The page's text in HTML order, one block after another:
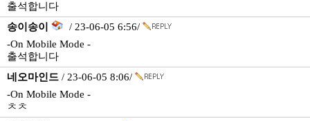
출석합니다
송이송이
/ 23-06-05 6:56/
-On Mobile Mode -
출석합니다
네오마인드 / 23-06-05 8:06/
-On Mobile Mode -
ㅊㅊ